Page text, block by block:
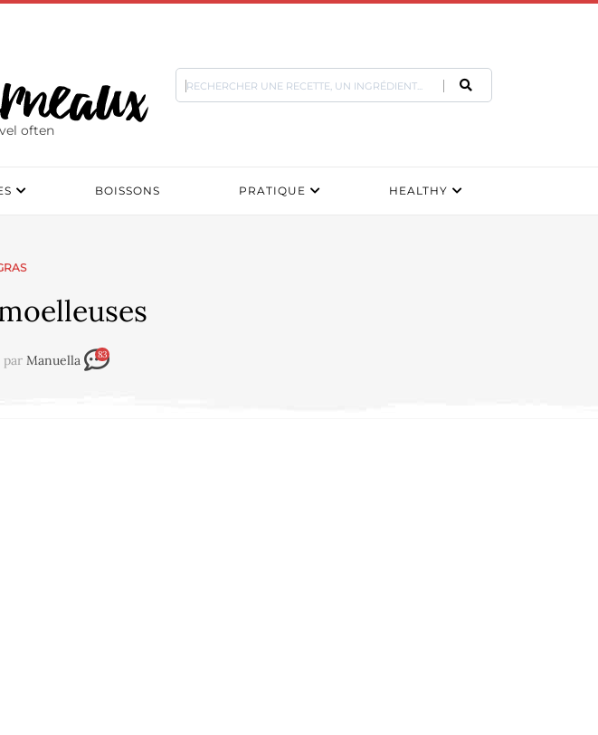
often
BOISSONS PRATIQUE HEALTHY
Manuella 83